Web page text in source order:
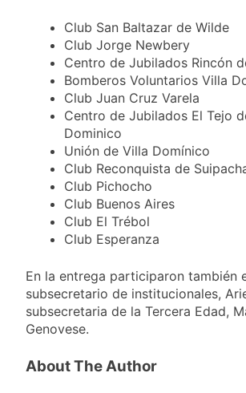
Club San Baltazar de Wilde
Club Jorge Newbery
Centro de Jubilados Rincón
Bomberos Voluntarios Villa
Club Juan Cruz Varela
Centro de Jubilados El Tejo
Dominico
Unión de Villa Domínico
Club Reconquista de
Club Pichocho
Club Buenos Aires
Club El Trébol
Club Esperanza
En la entrega participaron también
subsecretario de institucionales,
subsecretaria de la Tercera Edad,
Genovese.
About The Author